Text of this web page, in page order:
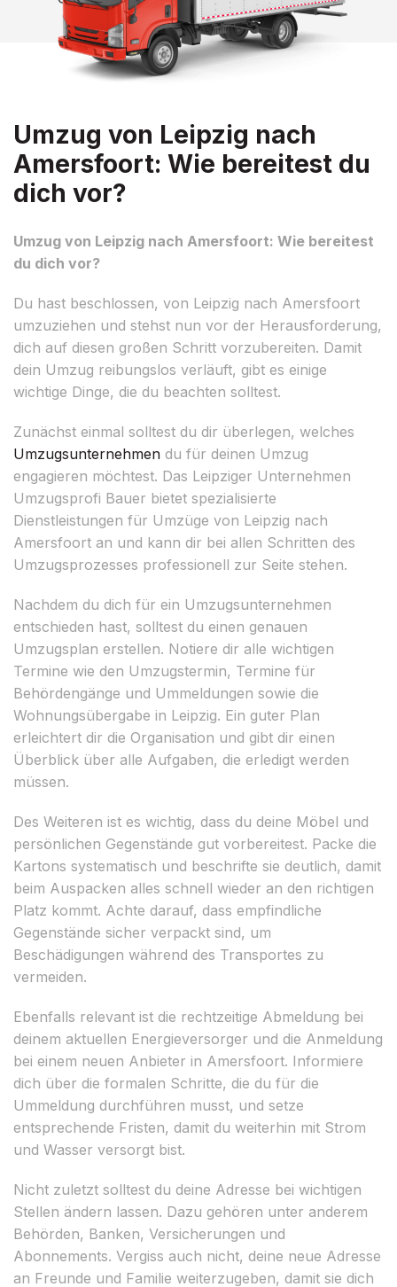
Umzug von Leipzig nach
Amersfoort: Wie bereitest du
dich vor?
Umzug von Leipzig nach Amersfoort: Wie bereitest
du dich vor?
Du hast beschlossen, von Leipzig nach Amersfoort
umzuziehen und stehst nun vor der Herausforderung,
dich auf diesen großen Schritt vorzubereiten. Damit
dein Umzug reibungslos verläuft, gibt es einige
wichtige Dinge, die du beachten solltest.
Zunächst einmal solltest du dir überlegen, welches
Umzugsunternehmen du für deinen Umzug
engagieren möchtest. Das Leipziger Unternehmen
Umzugsprofi Bauer bietet spezialisierte
Dienstleistungen für Umzüge von Leipzig nach
Amersfoort an und kann dir bei allen Schritten des
Umzugsprozesses professionell zur Seite stehen.
Nachdem du dich für ein Umzugsunternehmen
entschieden hast, solltest du einen genauen
Umzugsplan erstellen. Notiere dir alle wichtigen
Termine wie den Umzugstermin, Termine für
Behördengänge und Ummeldungen sowie die
Wohnungsübergabe in Leipzig. Ein guter Plan
erleichtert dir die Organisation und gibt dir einen
Überblick über alle Aufgaben, die erledigt werden
müssen.
Des Weiteren ist es wichtig, dass du deine Möbel und
persönlichen Gegenstände gut vorbereitest. Packe die
Kartons systematisch und beschrifte sie deutlich, damit
beim Auspacken alles schnell wieder an den richtigen
Platz kommt. Achte darauf, dass empfindliche
Gegenstände sicher verpackt sind, um
Beschädigungen während des Transportes zu
vermeiden.
Ebenfalls relevant ist die rechtzeitige Abmeldung bei
deinem aktuellen Energieversorger und die Anmeldung
bei einem neuen Anbieter in Amersfoort. Informiere
dich über die formalen Schritte, die du für die
Ummeldung durchführen musst, und setze
entsprechende Fristen, damit du weiterhin mit Strom
und Wasser versorgt bist.
Nicht zuletzt solltest du deine Adresse bei wichtigen
Stellen ändern lassen. Dazu gehören unter anderem
Behörden, Banken, Versicherungen und
Abonnements. Vergiss auch nicht, deine neue Adresse
an Freunde und Familie weiterzugeben, damit sie dich